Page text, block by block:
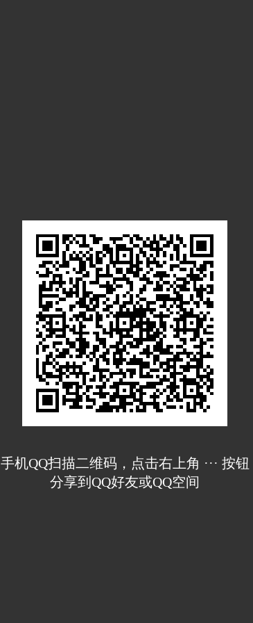
手机QQ扫描二维码，点击右上角 ··· 按钮
分享到QQ好友或QQ空间